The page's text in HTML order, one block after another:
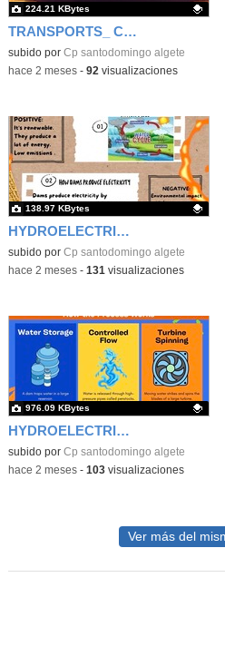
TRANSPORTS_ CARS
Contenido educativo.
subido por Cp santodomingo algete
224.21 KBytes
-hace 2 meses- 92 visualizaciones
HYDROELECTRIC ENERGY
Contenido educativo.
subido por Cp santodomingo algete
138.97 KBytes
-hace 2 meses- 131 visualizaciones
HYDROELECTRIC ENERGY2
Contenido educativo.
subido por Cp santodomingo algete
976.09 KBytes
-hace 2 meses- 103visualizaciones
Ver más del